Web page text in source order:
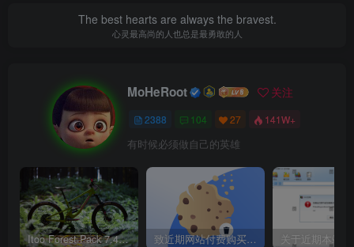
The best hearts are always the bravest.
心灵最高尚的人也总是最勇敢的人
MoHeRoot 关注
2388 104 27 141W+
有时候必须做自己的英雄
Itoo Forest Pack 7.4.20 森林插件 For 3DSMAX 2014 ~ 2023 汉化永久版 致近期网站付费购买资源及会员用户后，网页显示依然没有购买解决方法！